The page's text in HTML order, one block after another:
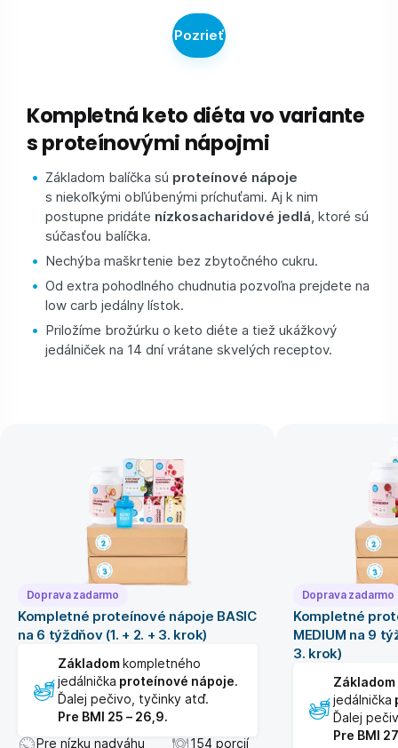
Pozrieť
Kompletná keto diéta vo variante
s proteínovými nápojmi
Základom balíčka sú proteínové nápoje
s niekoľkými obľúbenými príchuťami. Aj k nim
postupne pridáte nízkosacharidové jedlá, ktoré sú
súčasťou balíčka.
Nechýba maškrtenie bez zbytočného cukru.
Od extra pohodlného chudnutia pozvoľna prejdete na
low carb jedálny lístok.
Priložíme brožúrku o keto diéte a tiež ukážkový
jedálniček na 14 dní vrátane skvelých receptov.
Doprava zadarmo
Kompletné proteínové nápoje BASIC
na 6 týždňov (1. + 2. + 3. krok)
Základomkompletného
jedálnička proteínové nápoje.
Ďalej pečivo, tyčinky atď.
Pre BMI 25 – 26,9.
Pre nízku nadváhu
154 porcií
Doprava zadarmo
Kompletné
MEDIUM na 9
3. krok)
Základom
jedálnička
Ďalej
Pre BMI